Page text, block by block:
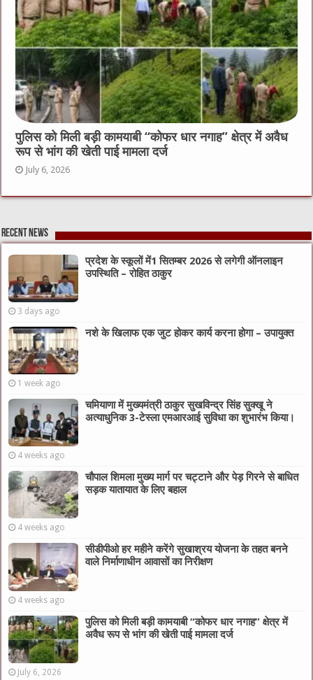
पुलिस को मिली बड़ी कामयाबी “कोफर धार नगाह” क्षेत्र में अवैध
रूप से भांग की खेती पाई मामला दर्ज
July 6, 2026
Recent News
प्रदेश के स्कूलों में1 सितम्बर 2026 से लगेगी ऑनलाइन
उपस्थिति – रोहित ठाकुर
3 days ago
नशे के खिलाफ एक जुट होकर कार्य करना होगा – उपायुक्त
1 week ago
चमियाणा में मुख्यमंत्री ठाकुर सुखविन्द्र सिंह सुक्खू ने
अत्याधुनिक 3-टेस्ला एमआरआई सुविधा का शुभारंभ किया।
4 weeks ago
चौपाल शिमला मुख्य मार्ग पर चट्टाने और पेड़ गिरने से बाधित
सड़क यातायात के लिए बहाल
4 weeks ago
सीडीपीओ हर महीने करेंगे सुखाश्रय योजना के तहत बनने
वाले निर्माणाधीन आवासों का निरीक्षण
4 weeks ago
पुलिस को मिली बड़ी कामयाबी “कोफर धार नगाह” क्षेत्र में
अवैध रूप से भांग की खेती पाई मामला दर्ज
July 6, 2026